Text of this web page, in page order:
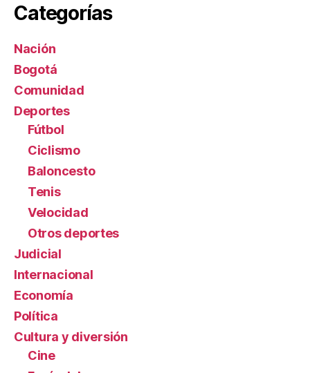
Categorías
Nación
Bogotá
Comunidad
Deportes
Fútbol
Ciclismo
Baloncesto
Tenis
Velocidad
Otros deportes
Judicial
Internacional
Economía
Política
Cultura y diversión
Cine